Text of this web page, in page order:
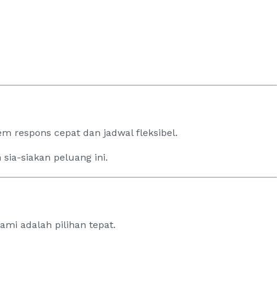
respons cepat dan jadwal fleksibel.
siakan peluang ini.
adalah pilihan tepat.